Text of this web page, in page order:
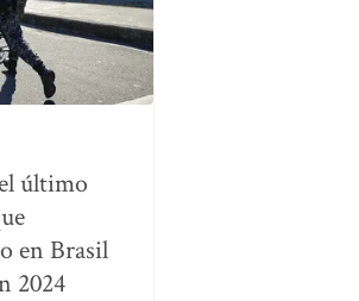
último
en Brasil
2024